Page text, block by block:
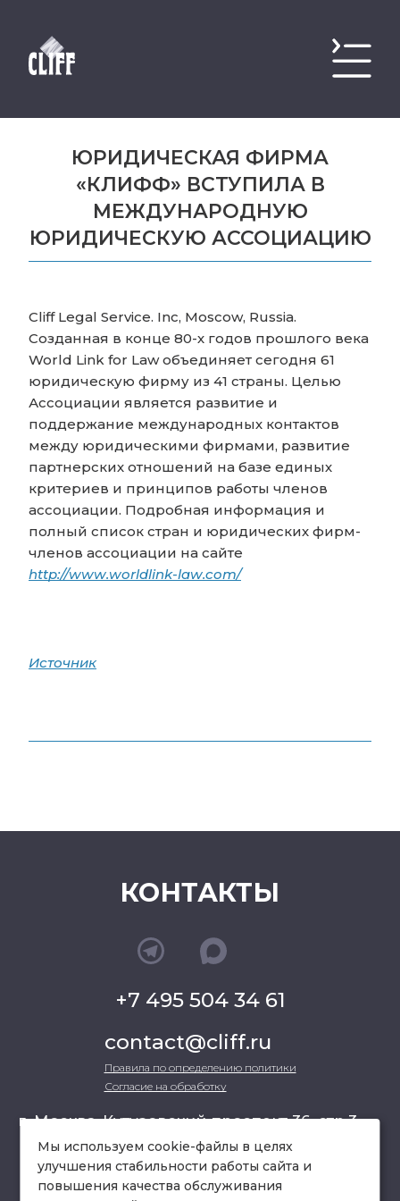
ЮРИДИЧЕСКАЯ ФИРМА
«КЛИФФ» ВСТУПИЛА В
МЕЖДУНАРОДНУЮ
ЮРИДИЧЕСКУЮ АССОЦИАЦИЮ
Cliff Legal Service. Inc, Moscow, Russia.
Созданная в конце 80-х годов прошлого века
World Link for Law объединяет сегодня 61
юридическую фирму из 41 страны. Целью
Ассоциации является развитие и
поддержание международных контактов
между юридическими фирмами, развитие
партнерских отношений на базе единых
критериев и принципов работы членов
ассоциации. Подробная информация и
полный список стран и юридических фирм-
членов ассоциации на сайте
http://www.worldlink-law.com/
Источник
КОНТАКТЫ
+7 495 504 34 61
contact@cliff.ru
Правила по определению политики
Согласие на обработку
г. Москва, Кутузовский проспект 36, стр.3 ,
офис 301
Мы используем cookie-файлы в целях
улучшения стабильности работы сайта и
повышения качества обслуживания